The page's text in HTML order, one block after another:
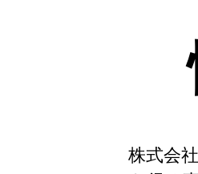
株式会
NEWS